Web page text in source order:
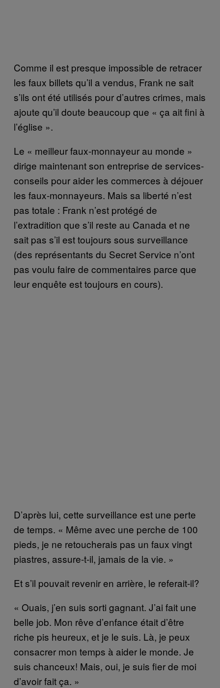
Comme il est presque impossible de retracer
les faux billets qu’il a vendus, Frank ne sait
s’ils ont été utilisés pour d’autres crimes, mais
ajoute qu’il doute beaucoup que « ça ait fini à
l’église ».
Le « meilleur faux-monnayeur au monde »
dirige maintenant son entreprise de services-
conseils pour aider les commerces à déjouer
les faux-monnayeurs. Mais sa liberté n’est
pas totale : Frank n’est protégé de
l’extradition que s’il reste au Canada et ne
sait pas s’il est toujours sous surveillance
(des représentants du Secret Service n’ont
pas voulu faire de commentaires parce que
leur enquête est toujours en cours).
D’après lui, cette surveillance est une perte
de temps. « Même avec une perche de 100
pieds, je ne retoucherais pas un faux vingt
piastres, assure-t-il, jamais de la vie. »
Et s’il pouvait revenir en arrière, le referait-il?
« Ouais, j’en suis sorti gagnant. J’ai fait une
belle job. Mon rêve d’enfance était d’être
riche pis heureux, et je le suis. Là, je peux
consacrer mon temps à aider le monde. Je
suis chanceux! Mais, oui, je suis fier de moi
d’avoir fait ça. »